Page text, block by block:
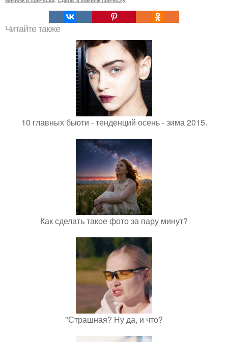
Читайте также
10 главных бьюти - тенденций осень - зима 2015.
Как сделать такое фото за пару минут?
"Страшная? Ну да, и что?